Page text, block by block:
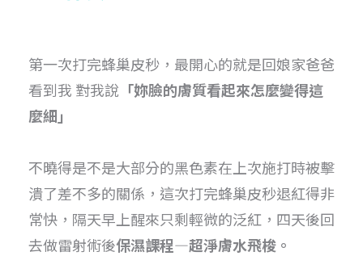
第一次打完蜂巢皮秒，最開心的就是回娘家爸爸
看到我 對我說 「妳臉的膚質看起來怎麼變得這
麼細」
不曉得是不是大部分的黑色素在上次施打時被擊
潰了差不多的關係， 這次打完蜂巢皮秒退紅得非
常快， 隔天早上醒來只剩輕微的泛紅， 四天後回
去做雷射術後保濕課程—超淨膚水飛梭。